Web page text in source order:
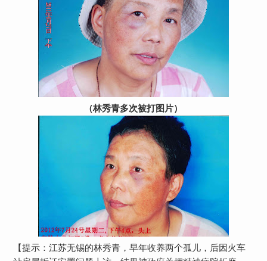
（林秀青多次被打图片）
【提示：江苏无锡的林秀青，早年收养两个孤儿，后因火车